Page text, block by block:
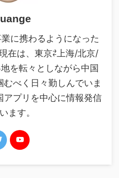
に携わるようになった
在は、東京⇄上海/北京/
を転々としながら中国
べく日々勤しんでいま
アプリを中心に情報発信
ます。